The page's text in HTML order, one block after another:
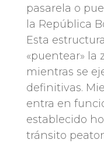
pasarela o
la República
Esta
«puentear» la
mientras se
definitivas.
entra en
establecido
tránsito